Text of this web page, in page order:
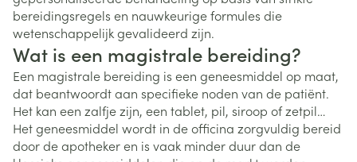
bereidingsregels en nauwkeurige formules die
wetenschappelijk gevalideerd zijn.
Wat is een magistrale bereiding?
Een magistrale bereiding is een geneesmiddel op maat,
dat beantwoordt aan specifieke noden van de patiënt.
Het kan een zalfje zijn, een tablet, pil, siroop of zetpil…
Het geneesmiddel wordt in de officina zorgvuldig bereid
door de apotheker en is vaak minder duur dan de